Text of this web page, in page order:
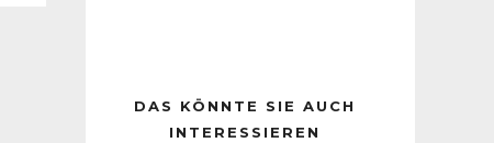
DAS KÖNNTE SIE AUCH
INTERESSIEREN